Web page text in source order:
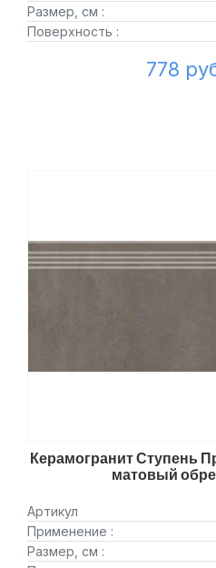
Размер, см :
Поверхность :
778
Керамогранит Ступень
матовый
Артикул
Применение :
Размер, см :